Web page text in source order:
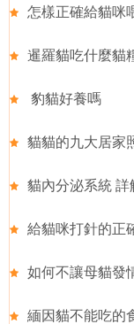
怎樣正確給貓咪
暹羅貓吃什麼貓
豹貓好養嗎
貓貓的九大居家
貓內分泌系統
給貓咪打針的正
如何不讓母貓發
緬因貓不能吃的